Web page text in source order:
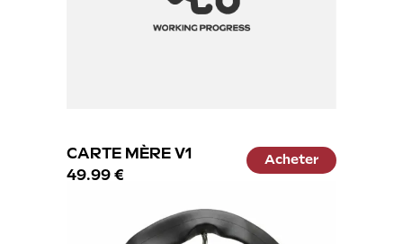
CARTE MÈRE V1
49.99 €
Acheter